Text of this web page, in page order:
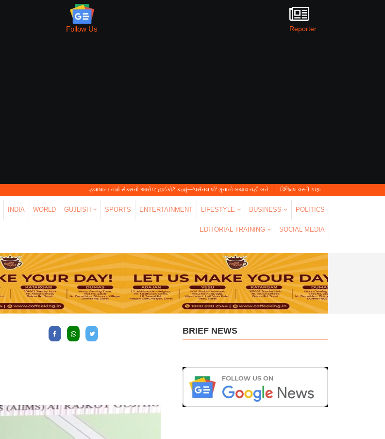
Follow Us Reporter
હલાલાના નામે સેક્સનો આરોપ: હાઈકોર્ટે કહ્યું—'પર્સનલ લો' ગુનાનો બચાવ નહીં બને ડિજિટલ વસ્તી ગણતરી 2026-27નો પ્રારંભ, ઘર બેઠા આજે જ
INDIA WORLD GUJLISH SPORTS ENTERTAINMENT LIFESTYLE BUSINESS POLITICS
EDITORIAL TRAINING SOCIAL MEDIA
BRIEF NEWS